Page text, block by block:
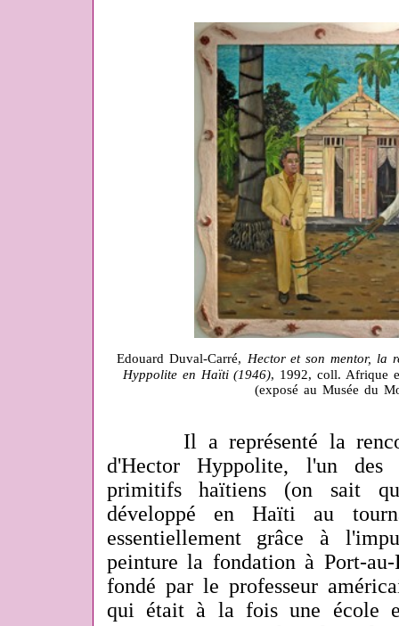
Edouard Duval-Carré, Hector et son mentor, la
Hyppolite en Haïti (1946), 1992, coll. Afrique
(exposé au Musée du
Il a représenté la
d'Hector Hyppolite, l'un des
primitifs haïtiens (on sait
développé en Haïti au
essentiellement grâce à
peinture la fondation à Port-
fondé par le professeur
qui était à la fois une école